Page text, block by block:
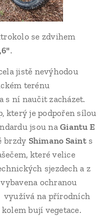
se zdvihem
.
jistě nevýhodou
terénu
s ní naučit zacházet.
který je podpořen sílou
jsou naGiantu E
brzdy Shimano Saints
které velice
sjezdech a z
ochranou
využívá na přírodních
bují vegetace.